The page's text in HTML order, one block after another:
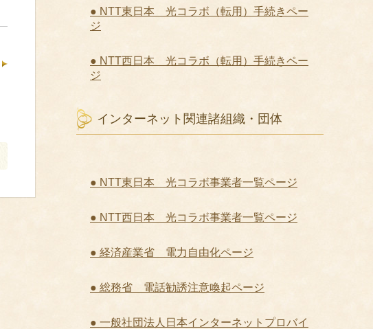
● NTT東日本 光コラボ（転用）手続きペー
ジ
● NTT西日本 光コラボ（転用）手続きペー
ジ
インターネット関連諸組織・団体
● NTT東日本 光コラボ事業者一覧ページ
● NTT西日本 光コラボ事業者一覧ページ
● 経済産業省 電力自由化ページ
● 総務省 電話勧誘注意喚起ページ
● 一般社団法人日本インターネットプロバイ